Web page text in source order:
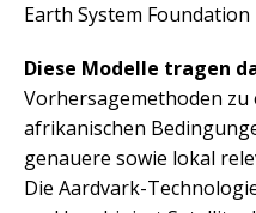
Earth System
Diese Modelle tragen
Vorhersagemethoden zu
afrikanischen
genauere sowie lokal
Die Aardvark-